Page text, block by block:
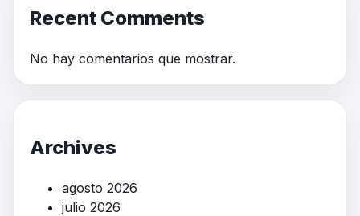
Recent Comments
No hay comentarios que mostrar.
Archives
agosto 2026
julio 2026